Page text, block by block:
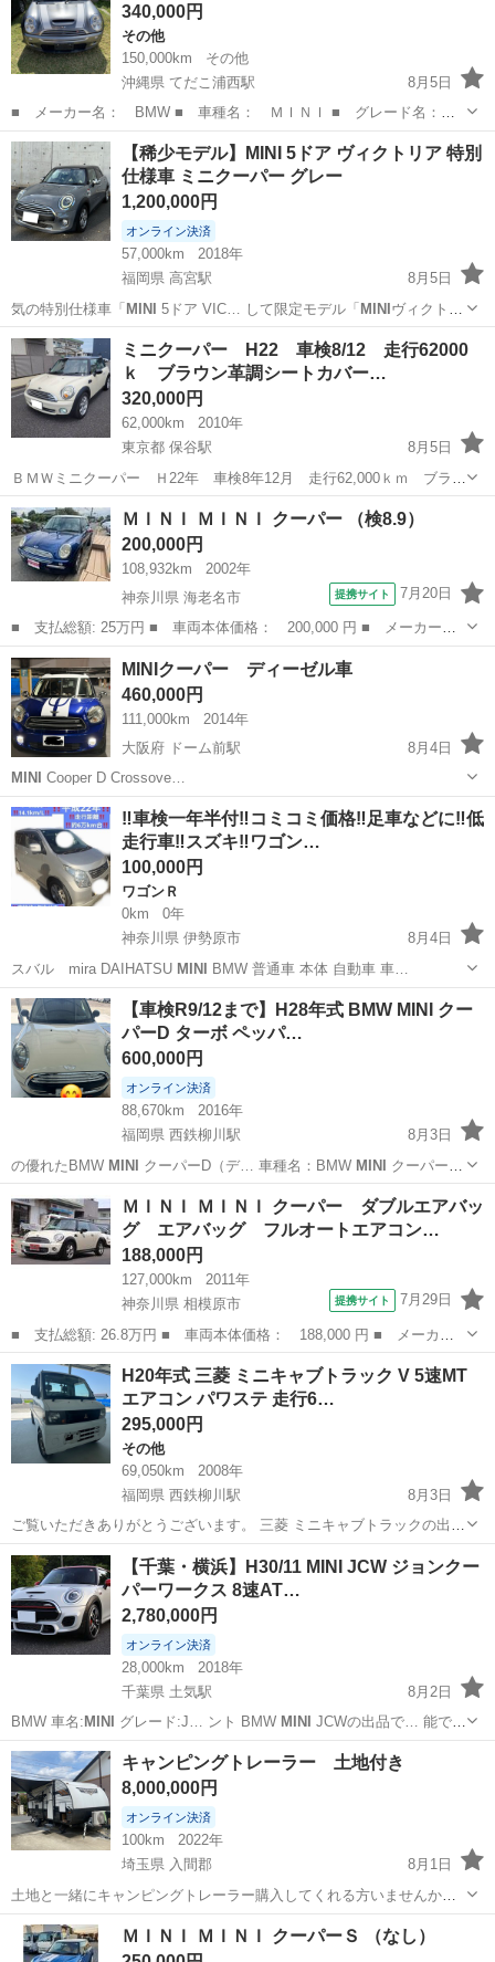
ブルエアバック ...340,000円
その他
150,000km
その他
沖縄県 てだこ浦西駅
8月5日
■ メーカー名： BMW ■ 車種名： ＭＩＮＩ ■ グレード名：
クーパーS（2名乗り） ■ 排気量： 1600cc ■ ドア枚数： 3D ■
修復歴有無： あり ■ 年式（年）： 2002 ■ 走行距離：
150000k...
沖縄 うるま市 てだこ浦西駅 その他 ミニクーパー
【稀少モデル】MINI 5ドア ヴィクトリア 特別
仕様車 ミニクーパー グレー
1,200,000円
オンライン決済
57,000km
2018年
福岡県 高宮駅
8月5日
気の特別仕様車「 MINI 5ドア VIC… して限定モデル「 MINI ヴィクトリ
ア」が… 人と被りにくく、MINIらしいシックで洗… 報】 車種名:
MINI5ドア（特別仕…
福岡 福岡市 高宮駅
ミニクーパー H22 車検8/12 走行62000
ｋ ブラウン革調シートカバー…
320,000円
62,000km
2010年
東京都 保谷駅
8月5日
ＢＭＷミニクーパー Ｈ22年 車検8年12月 走行62,000ｋｍ ブラウ
ン革調シートカバー 16インチアルミ LEDライト＆フォグ デジタ
ルインナーミラー 社外HDDナビ ＥＴＣ 社外Bluetoothレシーバー
平成...
東京 練馬区
ＭＩＮＩ ＭＩＮＩ クーパー （検8.9）
200,000円
108,932km
2002年
神奈川県 海老名市
提携サイト 7月20日
■ 支払総額: 25万円 ■ 車両本体価格： 200,000 円 ■ メーカー
名： ＭＩＮＩ ■ 車種名： ＭＩＮＩ ■ グレード名： クーパー
■ 排気量： 1600cc ■ ドア枚数： 3D ■ ミッション： CVT ...
神奈川 海老名市
MINIクーパー ディーゼル車
460,000円
111,000km
2014年
大阪府 ドーム前駅
8月4日
MINI
Cooper D Crossove…
大阪 大阪市 ドーム前駅 ミニ
‼️車検一年半付‼️コミコミ価格‼️足車などに‼️低
走行車‼️スズキ‼️ワゴン…
100,000円
ワゴンＲ
0km
0年
神奈川県 伊勢原市
8月4日
スバル mira DAIHATSU MINI BMW 普通車 本体 自動車 車…
神奈川 伊勢原市 ワゴンＲ ワゴンR
【車検R9/12まで】H28年式 BMW MINI クー
パーD ターボ ペッパ…
600,000円
オンライン決済
88,670km
2016年
福岡県 西鉄柳川駅
8月3日
の優れたBMW MINI クーパーD（デ… 車種名：BMW MINI
クーパーD
ペ…
福岡 柳川市
ＭＩＮＩ ＭＩＮＩ クーパー ダブルエアバッ
グ エアバッグ フルオートエアコン…
188,000円
127,000km
2011年
神奈川県 相模原市
提携サイト 7月29日
■ 支払総額: 26.8万円 ■ 車両本体価格： 188,000 円 ■ メーカー
名： ＭＩＮＩ ■ 車種名： ＭＩＮＩ ■ グレード名： クーパ
ー ダブルエアバッグ エアバッグ フルオートエアコン サイドエ
アＢ パワーウ...
神奈川 相模原市 ミニ
H20年式 三菱 ミニキャブトラック V 5速MT
エアコン パワステ 走行6…
295,000円
その他
69,050km
2008年
福岡県 西鉄柳川駅
8月3日
ご覧いただきありがとうございます。 三菱 ミニキャブトラックの出品
です。 走行距離6.9万kmと少なく、エアコン・パワステ付きで快適に
お乗りいただけます！ 【車両情報】 ・メーカー：三菱 (Mitsubishi) ・
車種...
福岡 柳川市 西鉄柳川駅
【千葉・横浜】H30/11 MINI JCW ジョンクー
パーワークス 8速AT…
2,780,000円
オンライン決済
28,000km
2018年
千葉県 土気駅
8月2日
BMW 車名: MINI グレード:J… ント BMW MINI
JCWの出品で… 能で
す。MINI ロゴプロジェクシ… 夜の乗降時に、MINIのロゴが足元を
照… 31PS） ・
MINIドライビングモ… デザ...
千葉 千葉市 土気駅 ミニ
キャンピングトレーラー 土地付き
8,000,000円
オンライン決済
100km
2022年
埼玉県 入間郡
8月1日
土地と一緒にキャンピングトレーラー購入してくれる方いませんか？
キャンピングトレーラーを定置利用しています。購入当初は、ナンバ
ーを取得し、いずれ牽引しようと思っていましたが、結局牽引は一度
埼玉 入間郡 キャンピングトレーラー
ＭＩＮＩ ＭＩＮＩ クーパーＳ （なし）